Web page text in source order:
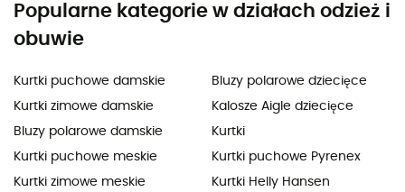
Popularne kategorie w działach odzież i
obuwie
Kurtki puchowe damskie
Kurtki zimowe damskie
Bluzy polarowe damskie
Kurtki puchowe meskie
Kurtki zimowe meskie
Bluzy polarowe dziecięce
Kalosze Aigle dziecięce
Kurtki
Kurtki puchowe Pyrenex
Kurtki Helly Hansen